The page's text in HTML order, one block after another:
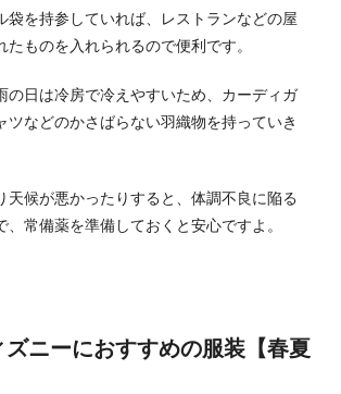
袋を持参していれば、レストランなどの屋
たものを入れられるので便利です。
の日は冷房で冷えやすいため、カーディガ
ツなどのかさばらない羽織物を持っていき
天候が悪かったりすると、体調不良に陥る
、常備薬を準備しておくと安心ですよ。
ニーにおすすめの服装【春夏